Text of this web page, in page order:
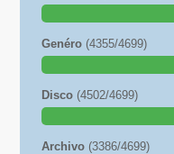
Genéro (4355/4699)
Disco (4502/4699)
Archivo (3386/4699)